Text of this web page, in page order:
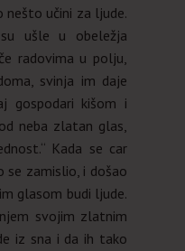
nešto učini za ljude.
ušle u obeležja
radovima u polju,
svinja im daje
gospodari kišom i
neba zlatan glas,
Kada se car
se zamislio, i došao
glasom budi ljude.
svojim zlatnim
iz sna i da ih tako